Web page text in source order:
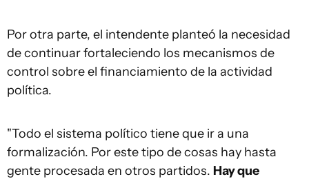
Por otra parte, el intendente planteó la necesidad
de continuar fortaleciendo los mecanismos de
control sobre el financiamiento de la actividad
política.
"Todo el sistema político tiene que ir a una
formalización. Por este tipo de cosas hay hasta
gente procesada en otros partidos. Hay que